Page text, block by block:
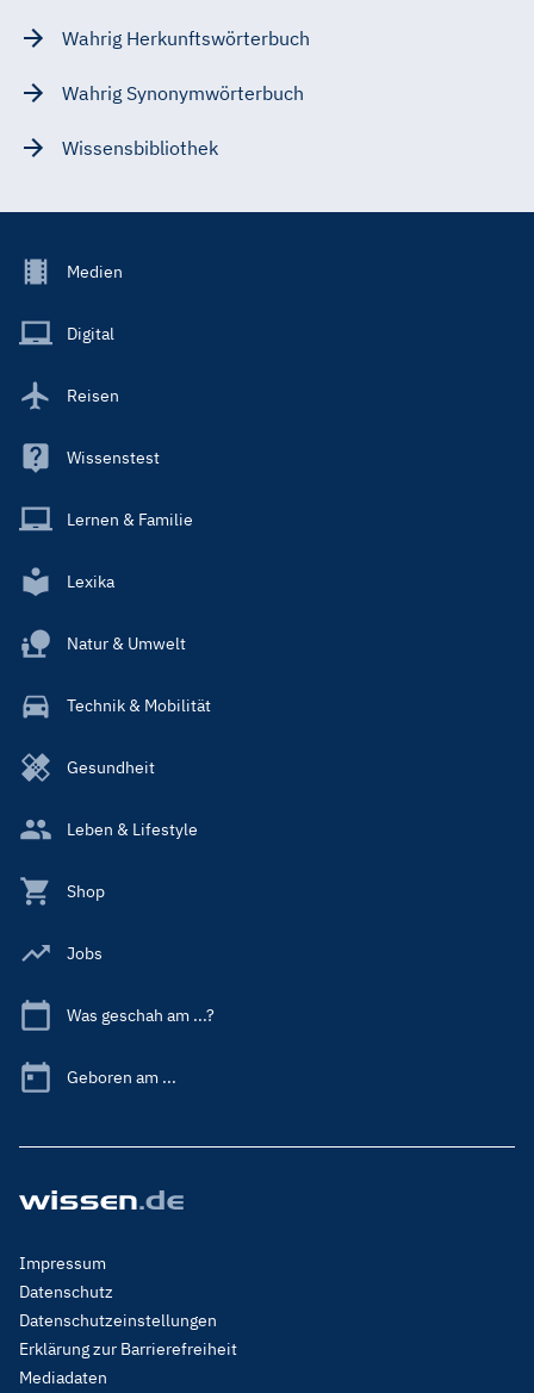
Wahrig Herkunftswörterbuch
Wahrig Synonymwörterbuch
Wissensbibliothek
Footer
Main
Medien
Digital
Reisen
Wissenstest
Lernen & Familie
Lexika
Natur & Umwelt
Technik & Mobilität
Gesundheit
Leben & Lifestyle
Shop
Jobs
Was geschah am ...?
Geboren am ...
Footer
Menu
Legal
Impressum
Datenschutz
Datenschutzeinstellungen
Erklärung zur Barrierefreiheit
Mediadaten